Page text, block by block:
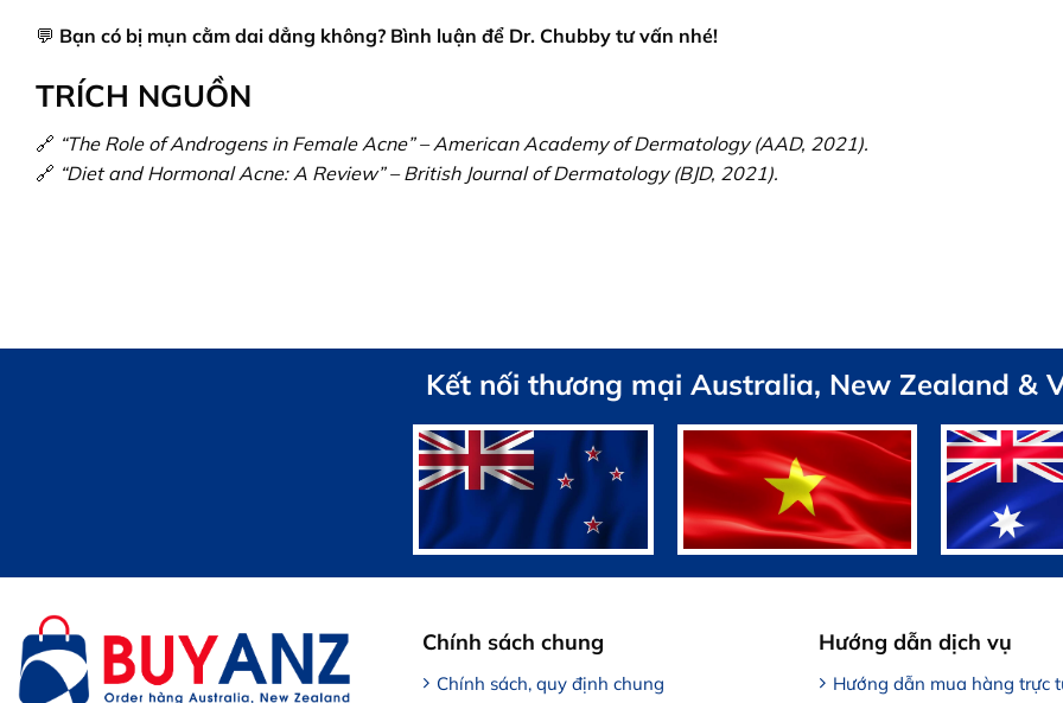
💬 Bạn có bị mụn cằm dai dẳng không? Bình luận để Dr. Chubby tư vấn nhé!
TRÍCH NGUỒN
🔗 “The Role of Androgens in Female Acne” – American Academy of Dermatology (AAD, 2021).
🔗 “Diet and Hormonal Acne: A Review” – British Journal of Dermatology (BJD, 2021).
Kết nối thương mại Australia, New Zealand &
Chính sách chung
Chính sách, quy định chung
Hướng dẫn dịch vụ
Hướng dẫn mua hàng trực